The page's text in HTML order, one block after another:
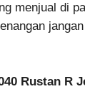
menjual di
Rustan R